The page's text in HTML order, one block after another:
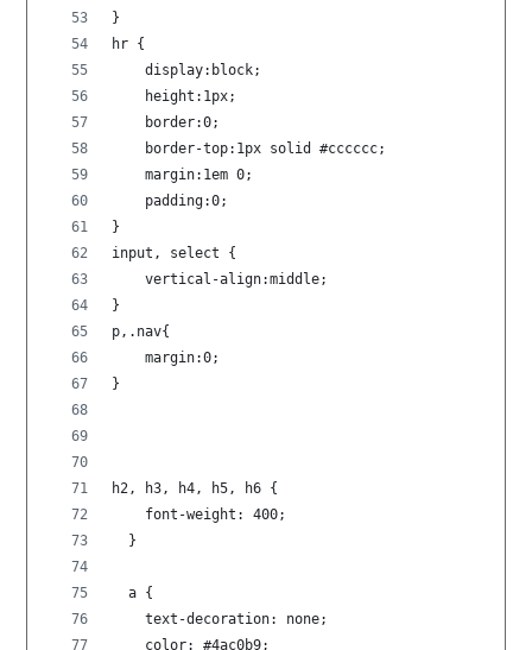
}
hr {
    display:block;
    height:1px;
    border:0;
    border-top:1px solid #cccccc;
    margin:1em 0;
    padding:0;
}
input, select {
    vertical-align:middle;
}
p,.nav{
    margin:0;
}
h2, h3, h4, h5, h6 {
    font-weight: 400;
  }
  a {
    text-decoration: none;
    color: #4ac0b9;